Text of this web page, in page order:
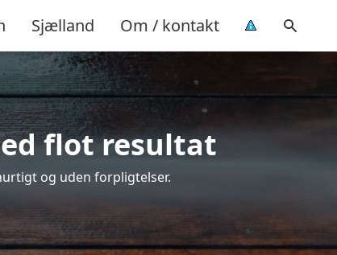
Sjælland Om / kontakt
flot resultat
og uden forpligtelser.